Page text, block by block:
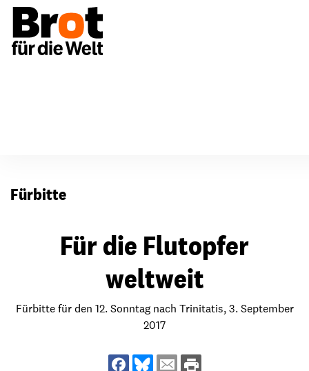
Fürbitte
Für die Flutopfer
weltweit
Fürbitte für den 12. Sonntag nach Trinitatis, 3. September
2017